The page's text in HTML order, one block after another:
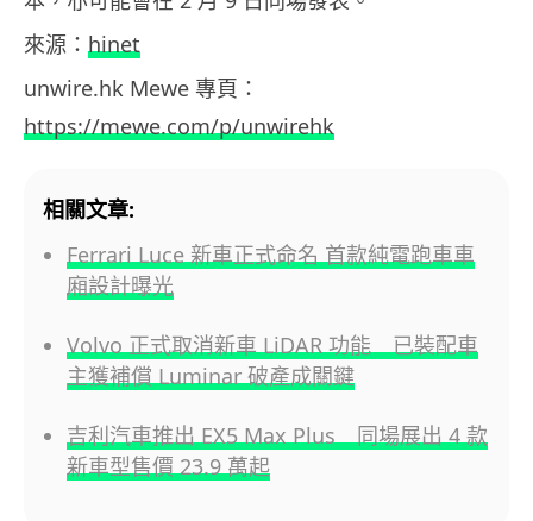
來源： hinet
unwire.hk Mewe 專頁：
https://mewe.com/p/unwirehk
相關文章:
Ferrari Luce 新車正式命名 首款純電跑車車
廂設計曝光
Volvo 正式取消新車 LiDAR 功能 已裝配車
主獲補償 Luminar 破產成關鍵
吉利汽車推出 EX5 Max Plus 同場展出 4 款
新車型售價 23.9 萬起